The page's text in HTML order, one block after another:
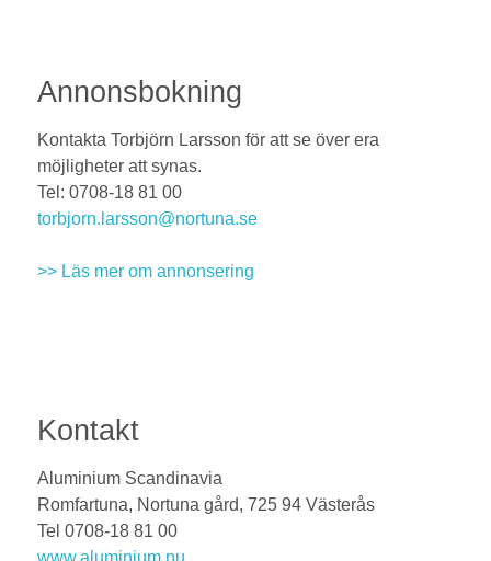
Annonsbokning
Kontakta Torbjörn Larsson för att se över era
möjligheter att synas.
Tel: 0708-18 81 00
torbjorn.larsson@nortuna.se
>> Läs mer om annonsering
Kontakt
Aluminium Scandinavia
Romfartuna, Nortuna gård, 725 94 Västerås
Tel 0708-18 81 00
www.aluminium.nu